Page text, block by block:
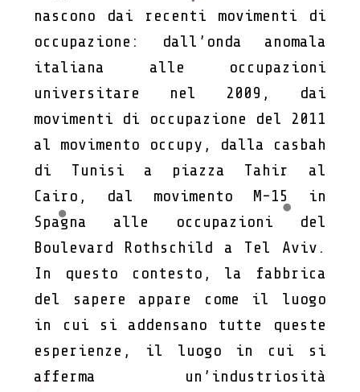
nascono dai recenti movimenti di
occupazione: dall’onda anomala
italiana alle occupazioni
universitare nel 2009, dai
movimenti di occupazione del 2011
al movimento occupy, dalla casbah
di Tunisi a piazza Tahir al
Cairo, dal movimento M-15 in
Spagna alle occupazioni del
Boulevard Rothschild a Tel Aviv.
In questo contesto, la fabbrica
del sapere appare come il luogo
in cui si addensano tutte queste
esperienze, il luogo in cui si
afferma un’industriosità